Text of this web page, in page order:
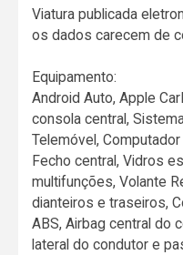
Viatura publicada
os dados carecem de
Equipamento:
Android Auto, Apple
consola central,
Telemóvel,
Fecho central, Vidros
multifunções, Volante
dianteiros e traseiros,
ABS, Airbag central do
lateral do condutor e